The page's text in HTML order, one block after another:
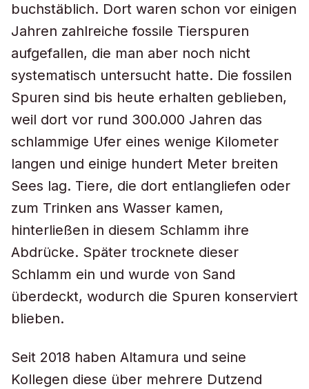
buchstäblich. Dort waren schon vor einigen
Jahren zahlreiche fossile Tierspuren
aufgefallen, die man aber noch nicht
systematisch untersucht hatte. Die fossilen
Spuren sind bis heute erhalten geblieben,
weil dort vor rund 300.000 Jahren das
schlammige Ufer eines wenige Kilometer
langen und einige hundert Meter breiten
Sees lag. Tiere, die dort entlangliefen oder
zum Trinken ans Wasser kamen,
hinterließen in diesem Schlamm ihre
Abdrücke. Später trocknete dieser
Schlamm ein und wurde von Sand
überdeckt, wodurch die Spuren konserviert
blieben.
Seit 2018 haben Altamura und seine
Kollegen diese über mehrere Dutzend